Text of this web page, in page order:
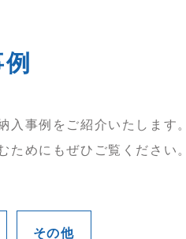
入事例をご紹介いたします。
ためにもぜひご覧ください。
その他